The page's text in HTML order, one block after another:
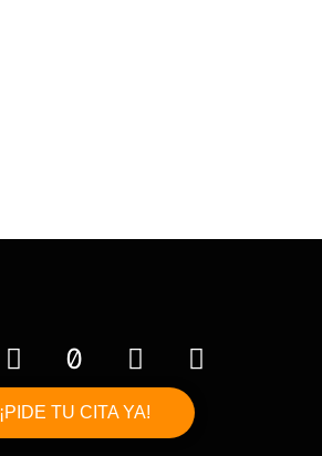
¡PIDE TU CITA YA!